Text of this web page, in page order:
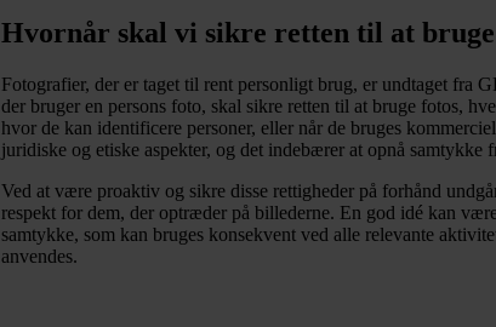
Hvornår skal vi sikre retten til at bruge
Fotografier, der er taget til rent personligt brug, er undtaget fra
der bruger en persons foto, skal sikre retten til at bruge fotos,
hvor de kan identificere personer, eller når de bruges
juridiske og etiske aspekter, og det indebærer at opnå samtykke
Ved at være proaktiv og sikre disse rettigheder på forhånd
respekt for dem, der optræder på billederne. En god idé kan
samtykke, som kan bruges konsekvent ved alle relevante
anvendes.